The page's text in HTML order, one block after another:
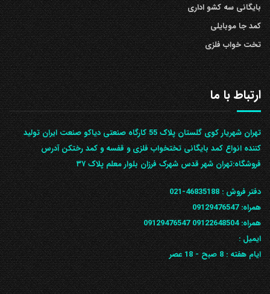
بایگانی سه کشو اداری
کمد جا موبایلی
تخت خواب فلزی
ارتباط با ما
تهران شهریار کوی گلستان پلاک 55 کارگاه صنعتی دیاکو صنعت ایران تولید
کننده انواع کمد بایگانی تختخواب فلزی و قفسه و کمد رختکن آدرس
ف‍روشگاه:تهران شهر قدس شهرک فرزان بلوار معلم پلاک ۳۷
دفتر فروش :46835188-021
همراه:09129476547
همراه: 09122648504
09129476547
ایمیل :
ایام هفته :8 صبح - 18 عصر